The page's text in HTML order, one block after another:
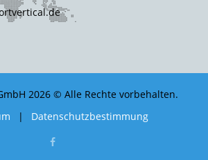
2026 © Alle Rechte vorbehalten.
| Datenschutzbestimmung